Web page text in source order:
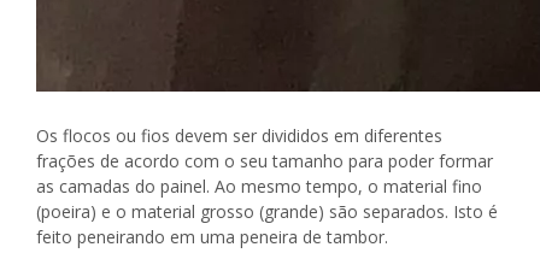
Os flocos ou fios devem ser divididos em diferentes
frações de acordo com o seu tamanho para poder formar
as camadas do painel. Ao mesmo tempo, o material fino
(poeira) e o material grosso (grande) são separados. Isto é
feito peneirando em uma peneira de tambor.